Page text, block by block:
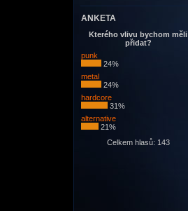
ANKETA
Kterého vlivu bychom měli
přidat?
punk
24%
metal
24%
hardcore
31%
alternative
21%
Celkem hlasů: 143